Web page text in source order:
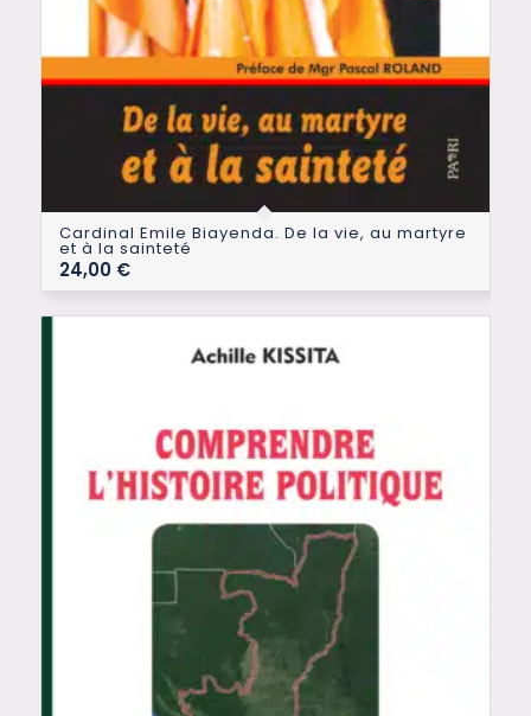
Cardinal Emile Biayenda. De la vie, au martyre
et à la sainteté
24,00 €